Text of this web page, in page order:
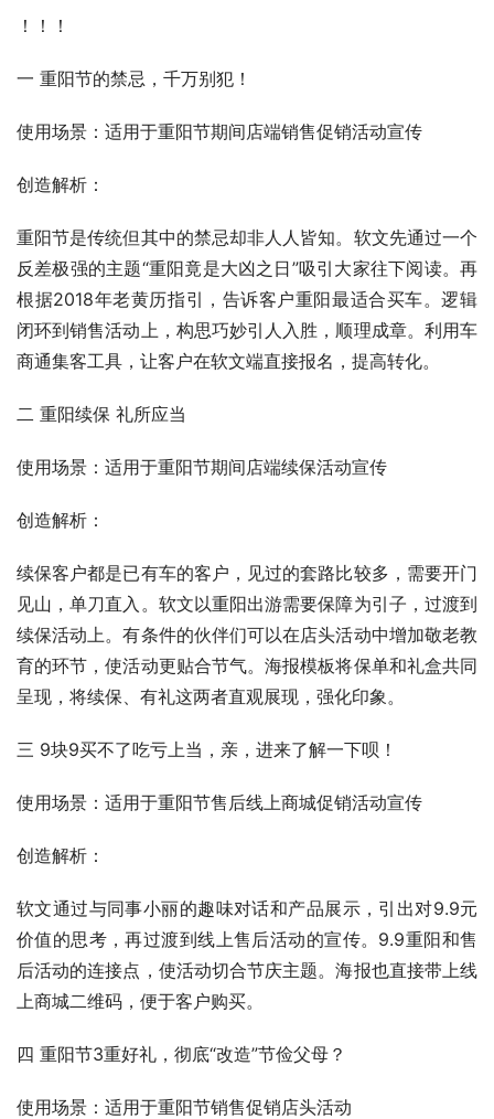
！！！
一 重阳节的禁忌，千万别犯！
使用场景：适用于重阳节期间店端销售促销活动宣传
创造解析：
重阳节是传统但其中的禁忌却非人人皆知。软文先通过一个
反差极强的主题“重阳竟是大凶之日”吸引大家往下阅读。再
根据2018年老黄历指引，告诉客户重阳最适合买车。逻辑
闭环到销售活动上，构思巧妙引人入胜，顺理成章。利用车
商通集客工具，让客户在软文端直接报名，提高转化。
二 重阳续保 礼所应当
使用场景：适用于重阳节期间店端续保活动宣传
创造解析：
续保客户都是已有车的客户，见过的套路比较多，需要开门
见山，单刀直入。软文以重阳出游需要保障为引子，过渡到
续保活动上。有条件的伙伴们可以在店头活动中增加敬老教
育的环节，使活动更贴合节气。海报模板将保单和礼盒共同
呈现，将续保、有礼这两者直观展现，强化印象。
三 9块9买不了吃亏上当，亲，进来了解一下呗！
使用场景：适用于重阳节售后线上商城促销活动宣传
创造解析：
软文通过与同事小丽的趣味对话和产品展示，引出对9.9元
价值的思考，再过渡到线上售后活动的宣传。9.9重阳和售
后活动的连接点，使活动切合节庆主题。海报也直接带上线
上商城二维码，便于客户购买。
四 重阳节3重好礼，彻底“改造”节俭父母？
使用场景：适用于重阳节销售促销店头活动